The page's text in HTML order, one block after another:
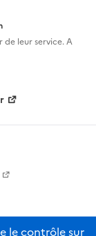
de leur service. A
le contrôle sur